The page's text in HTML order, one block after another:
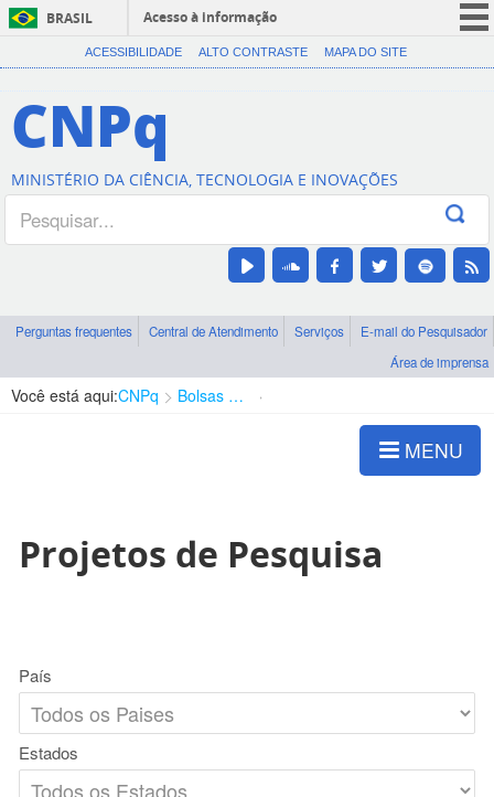
BRASIL
Acesso à informação
CORONAVÍRUS (COVID-19)
Canais
ACESSIBILIDADE ALTO CONTRASTE MAPA DO SITE
CNPq
MINISTÉRIO DA CIÊNCIA, TECNOLOGIA E INOVAÇÕES
Perguntas frequentes Central de Atendimento Serviços
E-mail do Pesquisador
Área de imprensa
Você está aqui:CNPq Bolsas e Auxílios Vigentes
MENU
Projetos de Pesquisa
País
Estados